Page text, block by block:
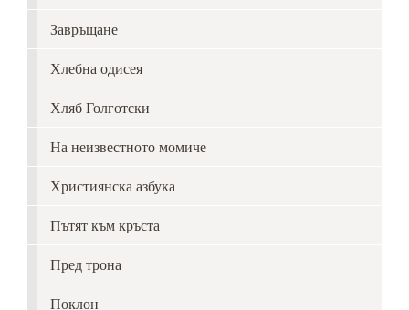
Завръщане
Хлебна одисея
Хляб Голготски
На неизвестното момиче
Християнска азбука
Пътят към кръста
Пред трона
Поклон